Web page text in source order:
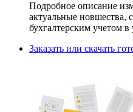
Подробное описание
актуальные новшества,
бухгалтерским учетом
Заказать или скачать